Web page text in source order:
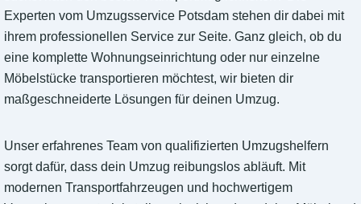
Experten vom Umzugsservice Potsdam stehen dir dabei mit
ihrem professionellen Service zur Seite. Ganz gleich, ob du
eine komplette Wohnungseinrichtung oder nur einzelne
Möbelstücke transportieren möchtest, wir bieten dir
maßgeschneiderte Lösungen für deinen Umzug.
Unser erfahrenes Team von qualifizierten Umzugshelfern
sorgt dafür, dass dein Umzug reibungslos abläuft. Mit
modernen Transportfahrzeugen und hochwertigem